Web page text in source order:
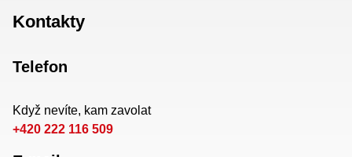
Kontakty
Telefon
Když nevíte, kam zavolat
+420 222 116 509